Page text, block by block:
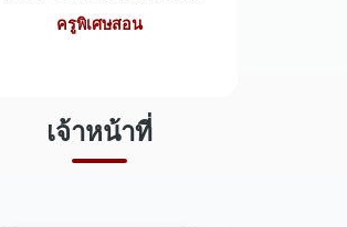
ครูพิเศษสอน
เจ้าหน้าที่